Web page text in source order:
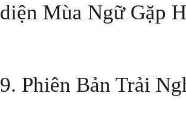
diện Mùa Ngữ Gặp
9. Phiên Bản Trải